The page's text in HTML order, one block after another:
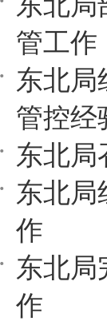
管工作
东北局
管控经
东北局
东北局
作
东北局
作